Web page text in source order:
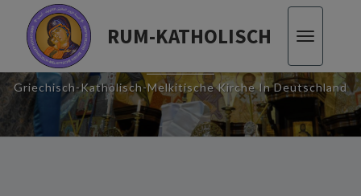
RUM-KATHOLISCH
Toggle
RUM-KATHOLISCH
Griechisch-Katholisch-Melkitische Kirche In Deutschland